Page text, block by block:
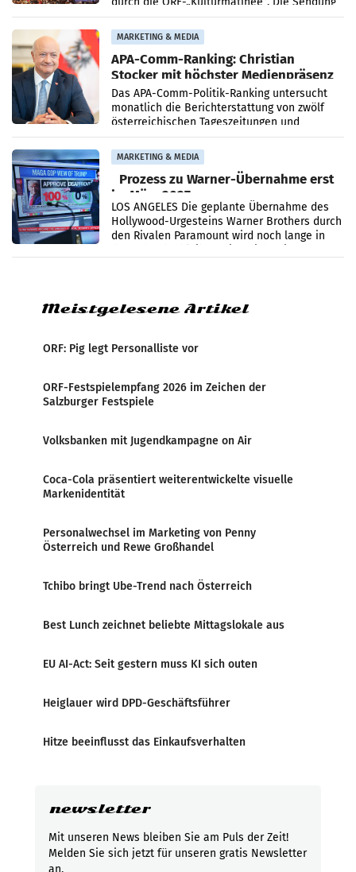
startet mit der Dokumentation „20 Jahre
Grafenegg
MARKETING & MEDIA
APA-Comm-Ranking: Christian
Stocker mit höchster Medienpräsenz
im Juli
Das APA-Comm-Politik-Ranking untersucht
monatlich die Berichterstattung von zwölf
österreichischen Tageszeitungen und
analysiert, welche Politikerinnen und
Politiker Österreichs die
MARKETING & MEDIA
Prozess zu Warner-Übernahme erst
im März 2027
LOS ANGELES Die geplante Übernahme des
Hollywood-Urgesteins Warner Brothers durch
den Rivalen Paramount wird noch lange in
Meistgelesene Artikel
ORF: Pig legt Personalliste vor
ORF-Festspielempfang 2026 im Zeichen der
Salzburger Festspiele
Volksbanken mit Jugendkampagne on Air
Coca-Cola präsentiert weiterentwickelte visuelle
Markenidentität
Personalwechsel im Marketing von Penny
Österreich und Rewe Großhandel
Tchibo bringt Ube-Trend nach Österreich
Best Lunch zeichnet beliebte Mittagslokale aus
EU AI-Act: Seit gestern muss KI sich outen
Heiglauer wird DPD-Geschäftsführer
Hitze beeinflusst das Einkaufsverhalten
newsletter
Mit unseren News bleiben Sie am Puls der Zeit!
Melden Sie sich jetzt für unseren gratis Newsletter
an.